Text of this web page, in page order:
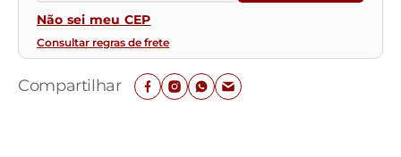
Não sei meu CEP
Consultar regras de frete
Compartilhar